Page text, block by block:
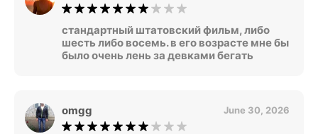
стандартный штатовский фильм, либо
шесть либо восемь. в его возрасте мне бы
было очень лень за девками бегать
omgg June 30, 2026